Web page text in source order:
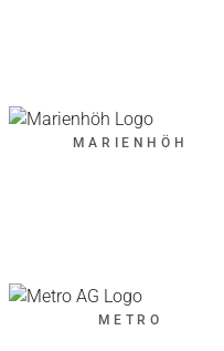
MARIENHÖH
METRO